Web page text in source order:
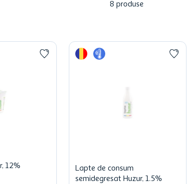
8 produse
12%
Lapte de consum
semidegresat Huzur, 1.5%